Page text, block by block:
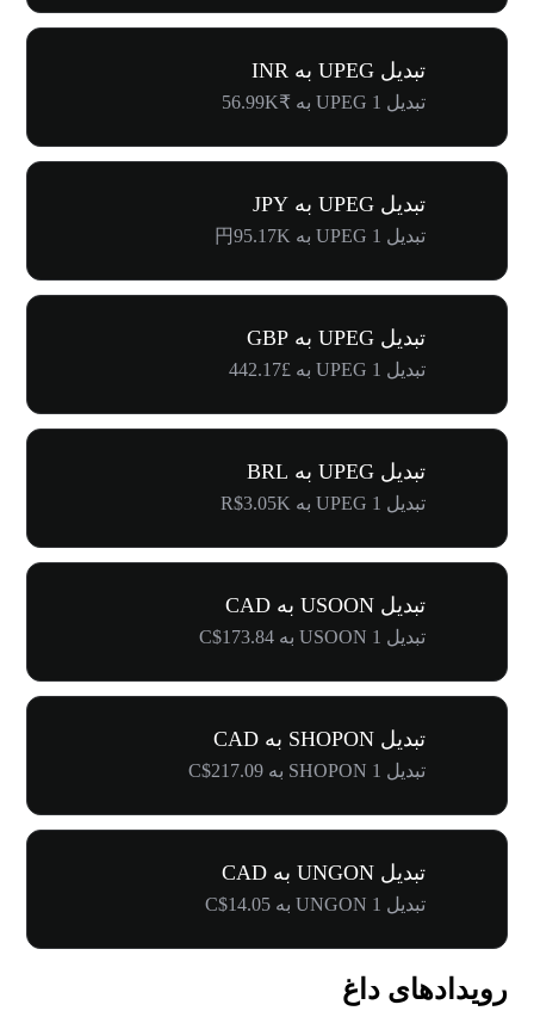
تبدیل UPEG به INR
تبدیل 1 UPEG به ₹56.99K
تبدیل UPEG به JPY
تبدیل 1 UPEG به 円95.17K
تبدیل UPEG به GBP
تبدیل 1 UPEG به £442.17
تبدیل UPEG به BRL
تبدیل 1 UPEG به R$3.05K
تبدیل USOON به CAD
تبدیل 1 USOON به C$173.84
تبدیل SHOPON به CAD
تبدیل 1 SHOPON به C$217.09
تبدیل UNGON به CAD
تبدیل 1 UNGON به C$14.05
رویدادهای داغ